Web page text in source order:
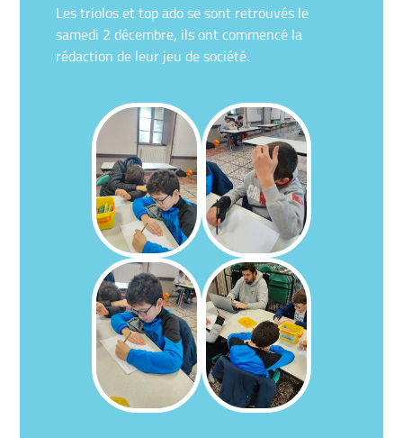
Les triolos et top ado se sont retrouvés le
samedi 2 décembre, ils ont commencé la
rédaction de leur jeu de société.